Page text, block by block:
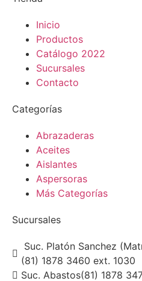
Inicio
Productos
Catálogo 2022
Sucursales
Contacto
Categorías
Abrazaderas
Aceites
Aislantes
Aspersoras
Más Categorías
Sucursales
Suc. Platón Sanchez
(81) 1878 3460 ext. 1030
Suc. Abastos(81) 1878